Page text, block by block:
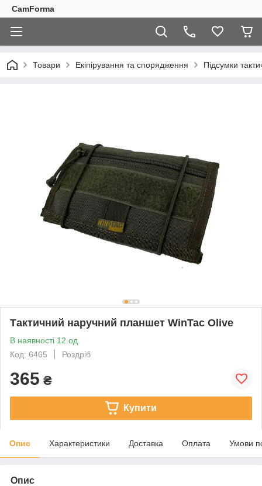
CamForma
Товари Екіпірування та спорядження Підсумки
Тактичний наручний планшет WinTac Olive
В наявності 12 од.
Код: 6465
Роздріб
365 ₴
Купити
Опис Характеристики Доставка Оплата Умови
Опис